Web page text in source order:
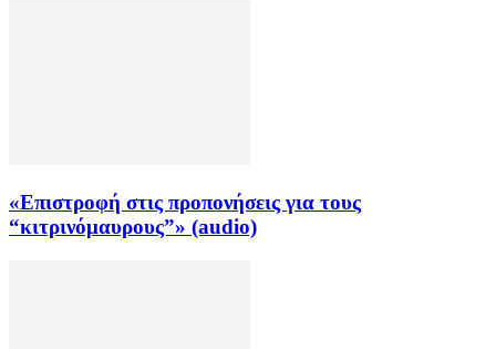
«Επιστροφή στις προπονήσεις για τους
“κιτρινόμαυρους”» (audio)